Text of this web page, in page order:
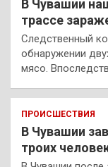
В Чувашии
трассе
Следственный
обнаружении
мясо.
ПРОИСШЕСТВИЯ
В Чувашии
троих